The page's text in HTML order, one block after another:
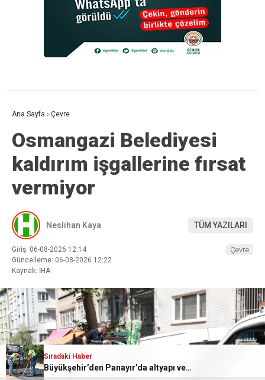
Ana Sayfa › Çevre
Osmangazi Belediyesi
kaldırım işgallerine fırsat
vermiyor
Neslihan Kaya TÜM YAZILARI
Giriş: 06-08-2026 12:14
Güncelleme: 06-08-2026 12:22
Kaynak: İHA
Çevre
Sıradaki Haber
Büyükşehir’den Panayır’da altyapı ve ulaşım atağı